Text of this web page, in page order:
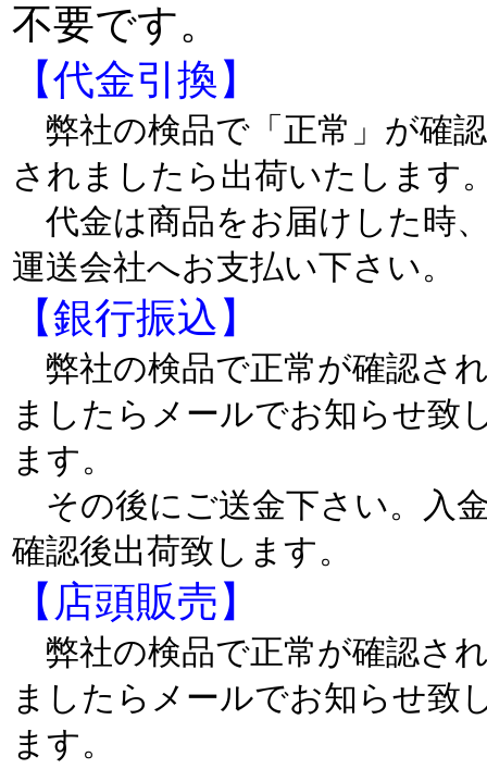
不要です。
【代金引換】
弊社の検品で「正常」が確認
されましたら出荷いたします
代金は商品をお届けした時
運送会社へお支払い下さい
【銀行振込】
弊社の検品で正常が確認さ
ましたらメールでお知らせ致
ます。
その後にご送金下さい。入
確認後出荷致します。
【店頭販売】
弊社の検品で正常が確認さ
ましたらメールでお知らせ致
ます。